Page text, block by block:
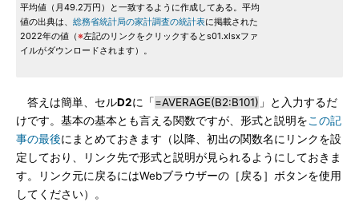
平均値（月49.2万円）と一致するように作成してある。平均
値の出典は、 総務省統計局の家計調査の統計表に掲載された
2022年の値（※左記のリンクをクリックするとs01.xlsxファ
イルがダウンロードされます）。
答えは簡単、セルD2に「=AVERAGE(B2:B101) 」と入力するだ
けです。基本の基本とも言える関数ですが、形式と説明をこの記
事の最後にまとめておきます（以降、初出の関数名にリンクを設
定しており、リンク先で形式と説明が見られるようにしておきま
す。リンク元に戻るにはWebブラウザーの［戻る］ボタンを使用
してください）。